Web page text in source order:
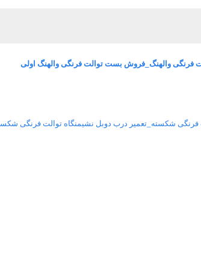
فرنگی والهنگ_فروش بست توالت فرنگی والهنگ اولی
فرنگی شکسته_تعمیر درب دوبل نشیمنگاه توالت فرنگی